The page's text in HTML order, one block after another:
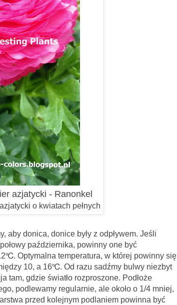
azjatycki - Ranonkel
o kwiatach pełnych
donice były z odpływem. Jeśli
października, powinny one być
Optymalna temperatura, w której powinny się
10, a 16℃. Od razu sadźmy bulwy niezbyt
tam, gdzie światło rozproszone. Podłoże
podlewamy regularnie, ale około o 1/4 mniej,
przed kolejnym podlaniem powinna być